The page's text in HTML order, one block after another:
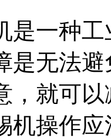
一种工
是无法
，就可
机操作